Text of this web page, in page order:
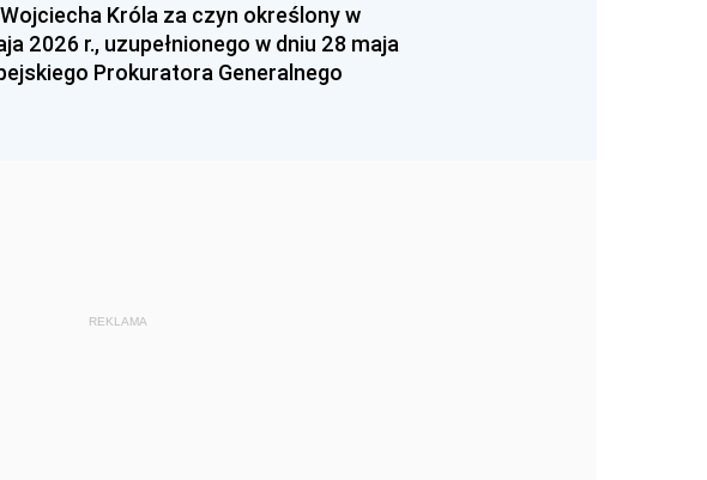
Króla za czyn określony w
2026 r., uzupełnionego w dniu 28 maja
Prokuratora Generalnego
REKLAMA